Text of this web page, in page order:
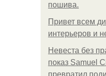
пошива.
Привет всем
интерьеров и
Невеста без
показ Samuel
превратил